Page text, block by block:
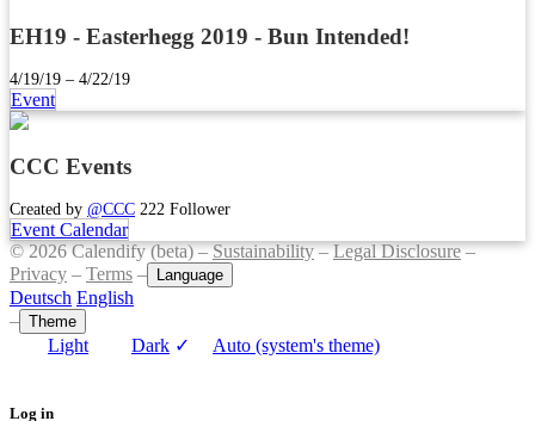
EH19 - Easterhegg 2019 - Bun Intended!
4/19/19 – 4/22/19
Event
CCC Events
Created by @CCC 222 Follower
Event Calendar
© 2026 Calendify (beta) –Sustainability–Legal Disclosure–
Privacy – Terms – Language
Deutsch English
– Theme
Light Dark ✓ Auto (system's theme)
Log in